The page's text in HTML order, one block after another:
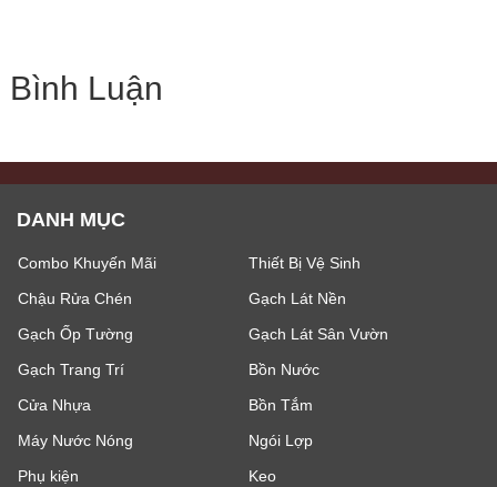
Bình Luận
DANH MỤC
Combo Khuyến Mãi
Thiết Bị Vệ Sinh
Chậu Rửa Chén
Gạch Lát Nền
Gạch Ốp Tường
Gạch Lát Sân Vườn
Gạch Trang Trí
Bồn Nước
Cửa Nhựa
Bồn Tắm
Máy Nước Nóng
Ngói Lợp
Phụ kiện
Keo